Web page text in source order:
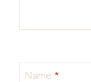
Name *